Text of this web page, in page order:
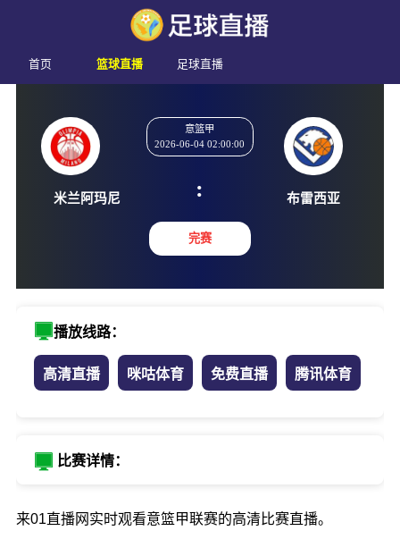
首页 篮球直播 足球直播
意篮甲
2026-06-04 02:00:00
:
完赛
播放线路：
高清直播 咪咕体育 免费直播 腾讯体育
比赛详情：
来01直播网实时观看意篮甲联赛的高清比赛直播。